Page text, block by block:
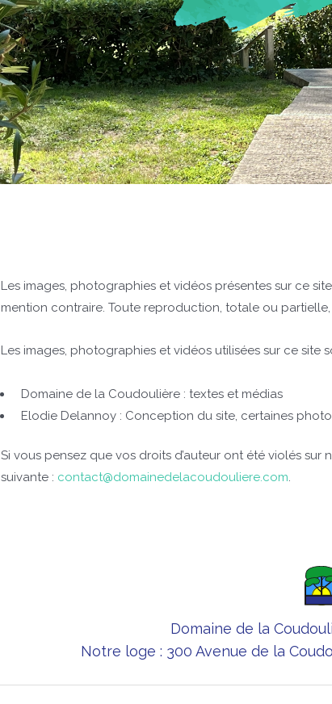
Les images, photographies et vidéos présentes sur ce
mention contraire. Toute reproduction, totale ou
Les images, photographies et vidéos utilisées sur ce site
Domaine de la Coudoulière : textes et médias
Elodie Delannoy : Conception du site, certaines
Si vous pensez que vos droits d’auteur ont été violés sur
suivante : contact@domainedelacoudouliere.com.
Domaine de la
Notre loge : 300 Avenue de la